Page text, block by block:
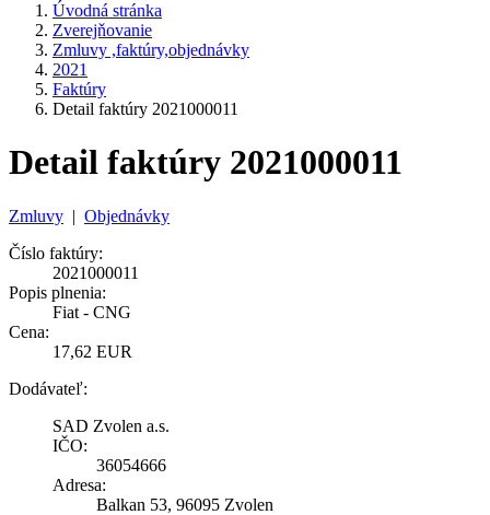
Úvodná stránka
Zverejňovanie
Zmluvy ,faktúry,objednávky
2021
Faktúry
Detail faktúry 2021000011
Detail faktúry 2021000011
Zmluvy | Objednávky
Číslo faktúry:
2021000011
Popis plnenia:
Fiat - CNG
Cena:
17,62 EUR
Dodávateľ:
SAD Zvolen a.s.
IČO:
36054666
Adresa:
Balkan 53, 96095 Zvolen